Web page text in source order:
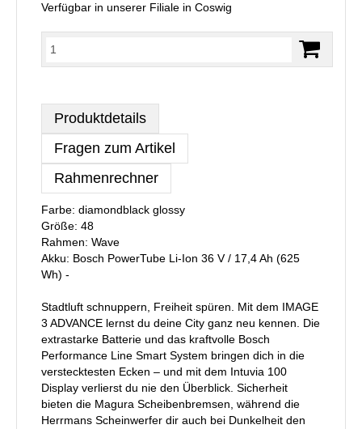
Verfügbar in unserer Filiale in Coswig
Produktdetails
Fragen zum Artikel
Rahmenrechner
Farbe: diamondblack glossy
Größe: 48
Rahmen: Wave
Akku: Bosch PowerTube Li-Ion 36 V / 17,4 Ah (625
Wh) -
Stadtluft schnuppern, Freiheit spüren. Mit dem IMAGE
3 ADVANCE lernst du deine City ganz neu kennen. Die
extrastarke Batterie und das kraftvolle Bosch
Performance Line Smart System bringen dich in die
verstecktesten Ecken – und mit dem Intuvia 100
Display verlierst du nie den Überblick. Sicherheit
bieten die Magura Scheibenbremsen, während die
Herrmans Scheinwerfer dir auch bei Dunkelheit den